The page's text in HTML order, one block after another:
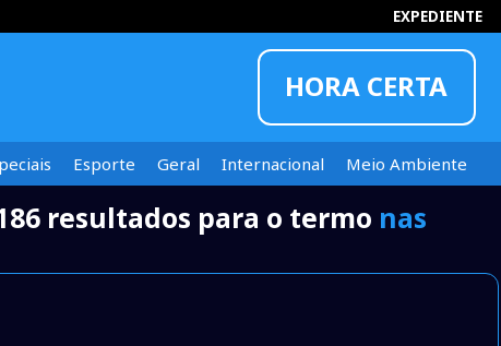
EXPEDIENTE
HORA CERTA
INFORMOU
Esporte Geral Internacional
Meio Ambiente
resultados para o termo nas